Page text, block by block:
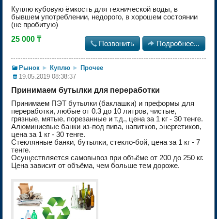
Куплю кубовую ёмкость для технической воды, в
бывшем употреблении, недорого, в хорошем состоянии
(не пробитую)
25 000 ₸
 Позвонить  Подробнее...
Рынок ► Куплю ► Прочее
19.05.2019 08:38:37
Принимаем бутылки для переработки
Принимаем ПЭТ бутылки (баклашки) и преформы для
переработки, любые от 0.3 до 10 литров, чистые,
грязные, мятые, порезанные и т.д., цена за 1 кг - 30 тенге.
Алюминиевые банки из-под пива, напитков, энергетиков,
цена за 1 кг - 30 тенге.
Стеклянные банки, бутылки, стекло-бой, цена за 1 кг - 7
тенге.
Осуществляется самовывоз при объёме от 200 до 250 кг.
Цена зависит от объёма, чем больше тем дороже.